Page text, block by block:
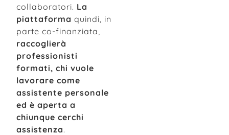
collaboratori. La
piattaforma quindi, in
parte co-finanziata,
raccoglierà
professionisti
formati, chi vuole
lavorare come
assistente personale
ed è aperta a
chiunque cerchi
assistenza.